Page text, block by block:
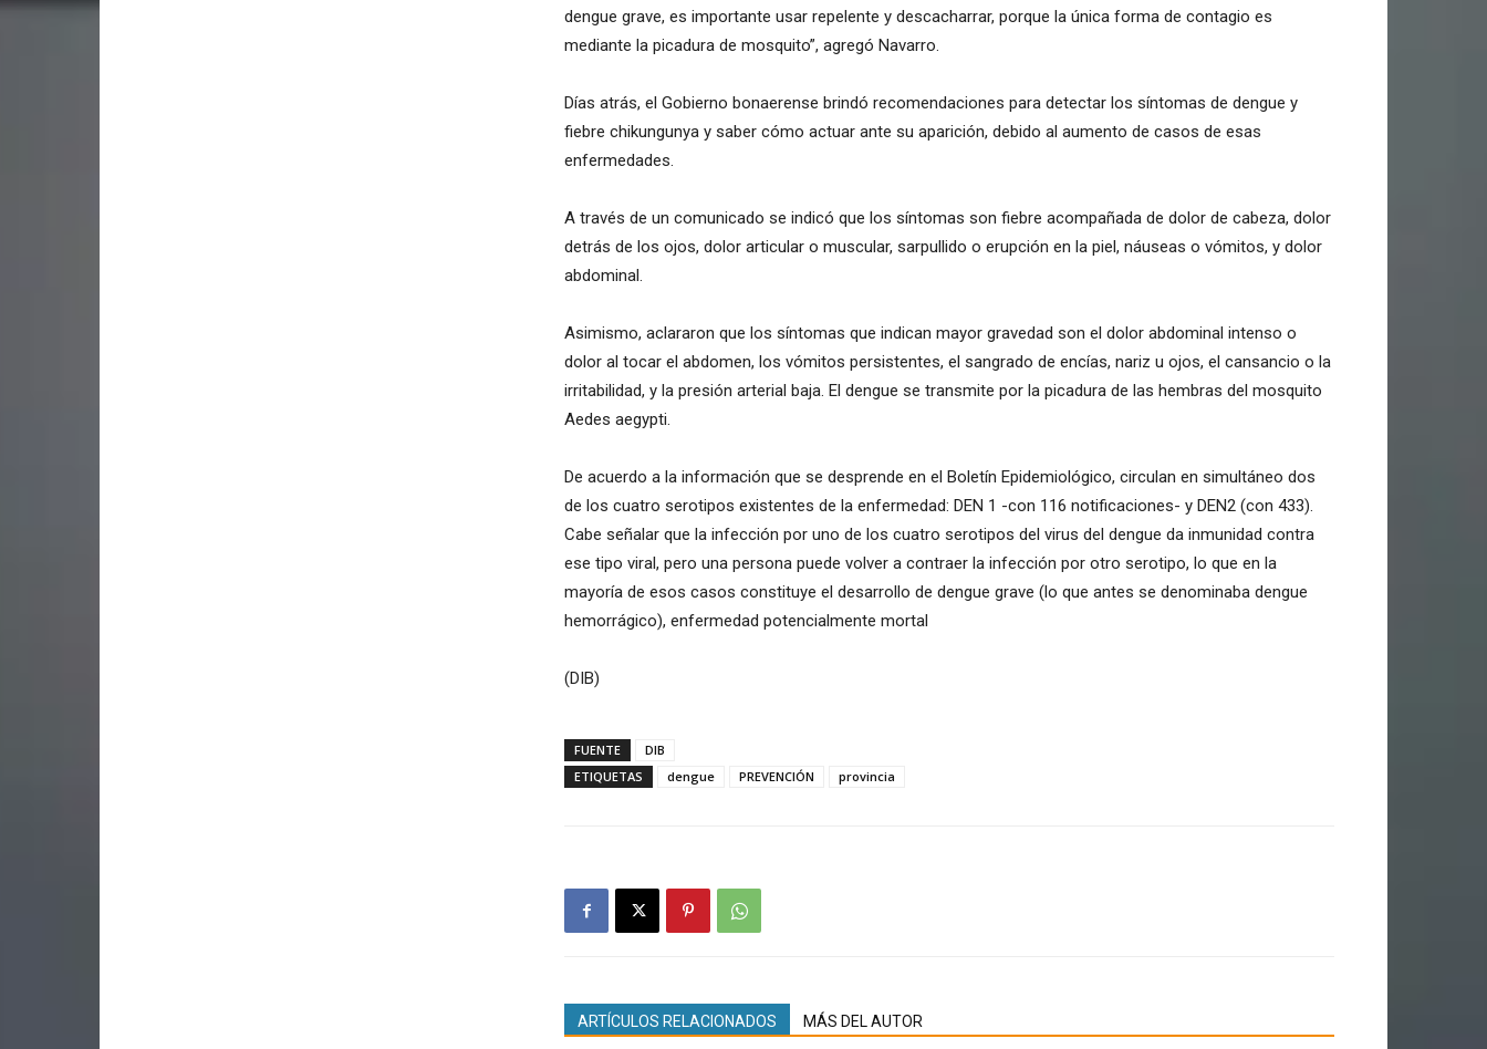
dengue grave, es importante usar repelente y descacharrar, porque la única forma de contagio es
mediante la picadura de mosquito”, agregó Navarro.
Días atrás, el Gobierno bonaerense brindó recomendaciones para detectar los síntomas de dengue y
fiebre chikungunya y saber cómo actuar ante su aparición, debido al aumento de casos de esas
enfermedades.
A través de un comunicado se indicó que los síntomas son fiebre acompañada de dolor de cabeza, dolor
detrás de los ojos, dolor articular o muscular, sarpullido o erupción en la piel, náuseas o vómitos, y dolor
abdominal.
Asimismo, aclararon que los síntomas que indican mayor gravedad son el dolor abdominal intenso o
dolor al tocar el abdomen, los vómitos persistentes, el sangrado de encías, nariz u ojos, el cansancio o la
irritabilidad, y la presión arterial baja. El dengue se transmite por la picadura de las hembras del mosquito
Aedes aegypti.
De acuerdo a la información que se desprende en el Boletín Epidemiológico, circulan en simultáneo dos
de los cuatro serotipos existentes de la enfermedad: DEN 1 -con 116 notificaciones- y DEN2 (con 433).
Cabe señalar que la infección por uno de los cuatro serotipos del virus del dengue da inmunidad contra
ese tipo viral, pero una persona puede volver a contraer la infección por otro serotipo, lo que en la
mayoría de esos casos constituye el desarrollo de dengue grave (lo que antes se denominaba dengue
hemorrágico), enfermedad potencialmente mortal
(DIB)
FUENTE
DIB
ETIQUETAS
dengue PREVENCIÓN provincia
ARTÍCULOS RELACIONADOS MÁS DEL AUTOR